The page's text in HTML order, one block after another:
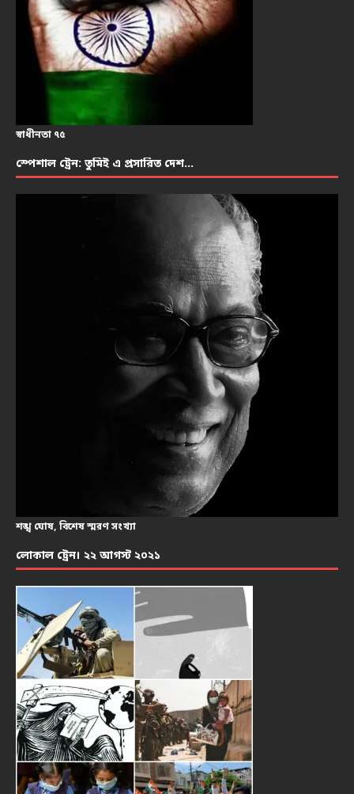
স্বাধীনতা ৭৫
স্পেশাল ট্রেন: তুমিই এ প্রসারিত দেশ…
শঙ্খ ঘোষ, বিশেষ স্মরণ সংখ্যা
লোকাল ট্রেন। ২২ আগস্ট ২০২১